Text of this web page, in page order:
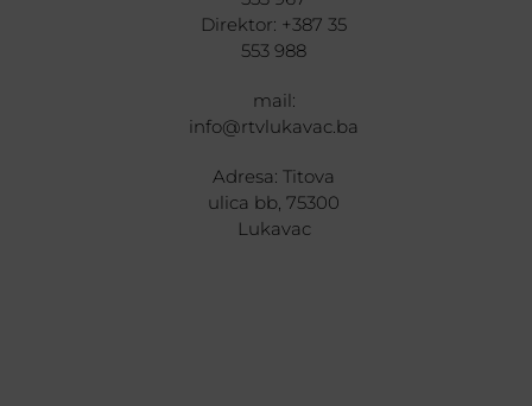
Direktor: +387 35
553 988
mail:
info@rtvlukavac.ba
Adresa: Titova
ulica bb, 75300
Lukavac